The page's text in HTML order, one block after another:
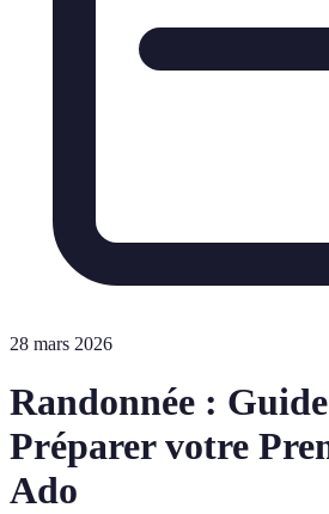
28 mars 2026
Randonnée :
Préparer votre
Ado